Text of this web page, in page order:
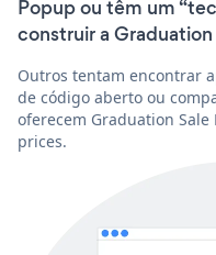
Popup ou têm um
construir a
Outros tentam encontrar
de código aberto ou
oferecem Graduation
prices.